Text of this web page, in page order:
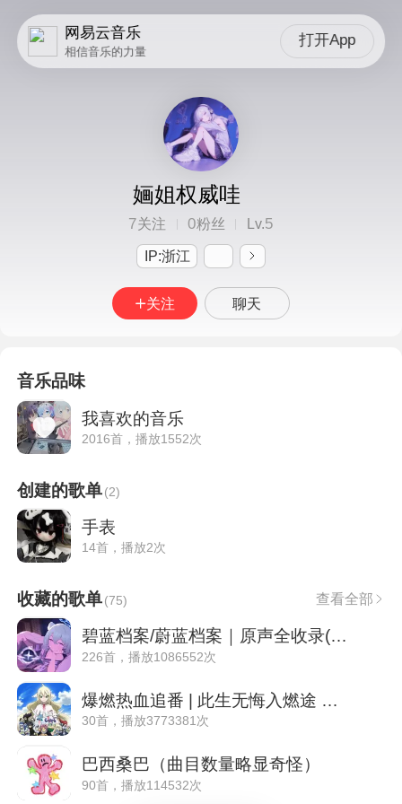
网易云音乐
相信音乐的力量
打开App
婳姐权威哇
7关注 0粉丝 Lv.5
IP:浙江
关注 聊天
音乐品味
我喜欢的音乐
2016首，播放1552次
创建的歌单(2)
手表
14首，播放2次
收藏的歌单(75) 查看全部
碧蓝档案/蔚蓝档案｜原声全收录(已排序更新
226首，播放1086552次
爆燃热血追番 | 此生无悔入燃途 战至终章
30首，播放3773381次
巴西桑巴（曲目数量略显奇怪）
90首，播放114532次